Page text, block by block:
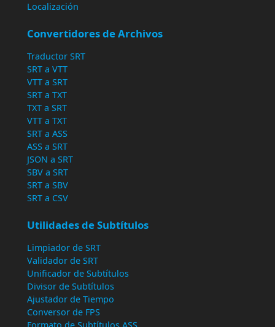
Localización
Convertidores de Archivos
Traductor SRT
SRT a VTT
VTT a SRT
SRT a TXT
TXT a SRT
VTT a TXT
SRT a ASS
ASS a SRT
JSON a SRT
SBV a SRT
SRT a SBV
SRT a CSV
Utilidades de Subtítulos
Limpiador de SRT
Validador de SRT
Unificador de Subtítulos
Divisor de Subtítulos
Ajustador de Tiempo
Conversor de FPS